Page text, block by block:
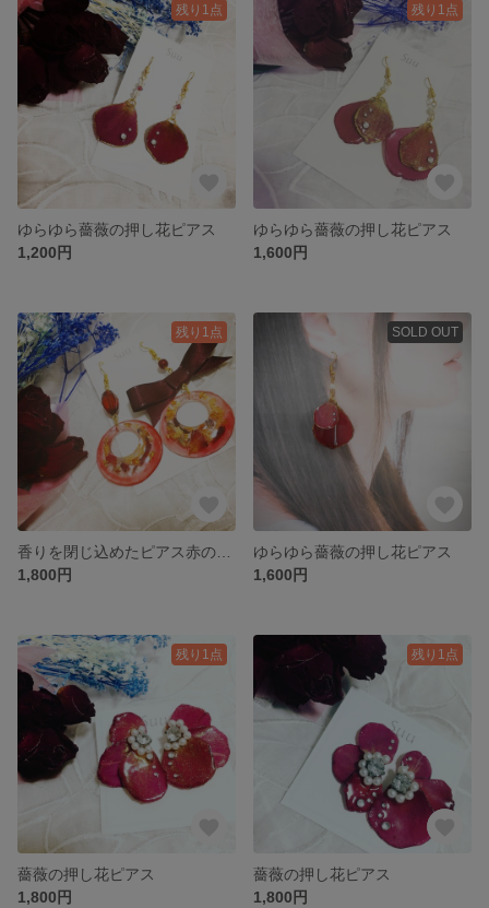
残り1点
ゆらゆら薔薇の押し花ピアス
1,200円
残り1点
ゆらゆら薔薇の押し花ピアス
1,600円
残り1点
1,800円
SOLD OUT
ゆらゆら薔薇の押し花ピアス
1,600円
残り1点
薔薇の押し花ピアス
1,800円
残り1点
薔薇の押し花ピアス
1,800円